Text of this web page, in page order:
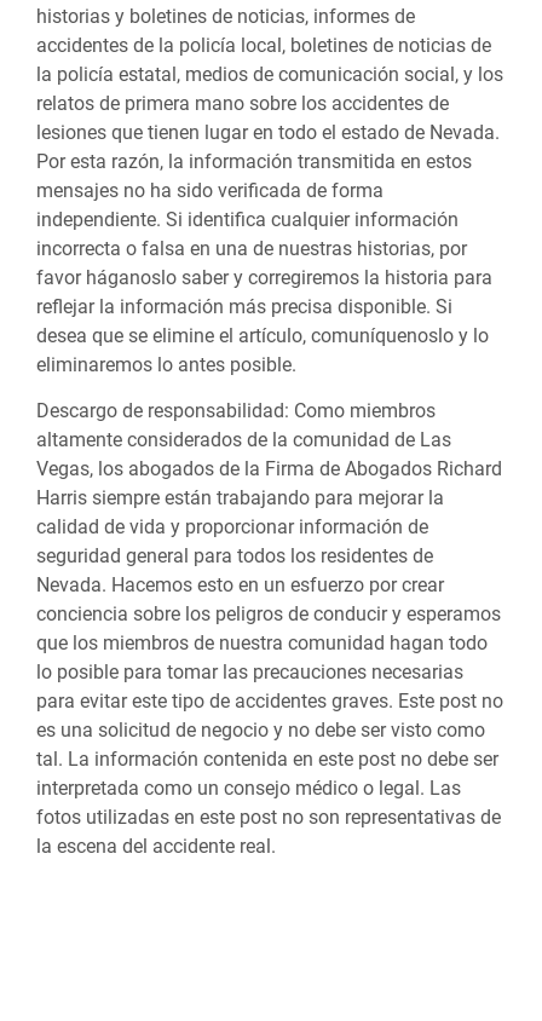
historias y boletines de noticias, informes de
accidentes de la policía local, boletines de noticias de
la policía estatal, medios de comunicación social, y los
relatos de primera mano sobre los accidentes de
lesiones que tienen lugar en todo el estado de Nevada.
Por esta razón, la información transmitida en estos
mensajes no ha sido verificada de forma
independiente. Si identifica cualquier información
incorrecta o falsa en una de nuestras historias, por
favor háganoslo saber y corregiremos la historia para
reflejar la información más precisa disponible. Si
desea que se elimine el artículo, comuníquenoslo y lo
eliminaremos lo antes posible.
Descargo de responsabilidad: Como miembros
altamente considerados de la comunidad de Las
Vegas, los abogados de la Firma de Abogados Richard
Harris siempre están trabajando para mejorar la
calidad de vida y proporcionar información de
seguridad general para todos los residentes de
Nevada. Hacemos esto en un esfuerzo por crear
conciencia sobre los peligros de conducir y esperamos
que los miembros de nuestra comunidad hagan todo
lo posible para tomar las precauciones necesarias
para evitar este tipo de accidentes graves. Este post no
es una solicitud de negocio y no debe ser visto como
tal. La información contenida en este post no debe ser
interpretada como un consejo médico o legal. Las
fotos utilizadas en este post no son representativas de
la escena del accidente real.